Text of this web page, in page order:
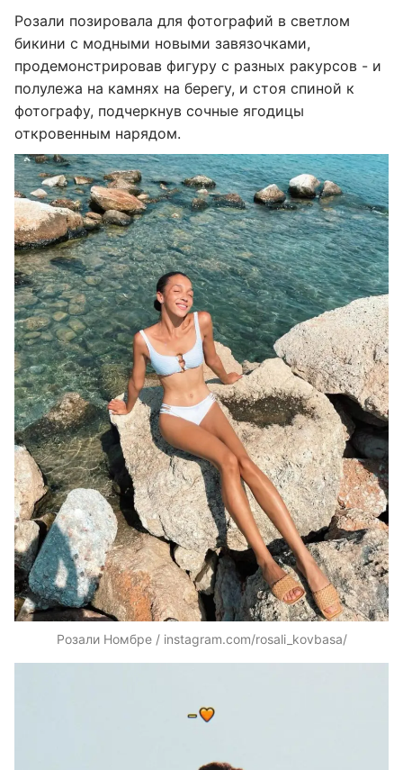
Розали позировала для фотографий в светлом
бикини с модными новыми завязочками,
продемонстрировав фигуру с разных ракурсов - и
полулежа на камнях на берегу, и стоя спиной к
фотографу, подчеркнув сочные ягодицы
откровенным нарядом.
Розали Номбре / instagram.com/rosali_kovbasa/